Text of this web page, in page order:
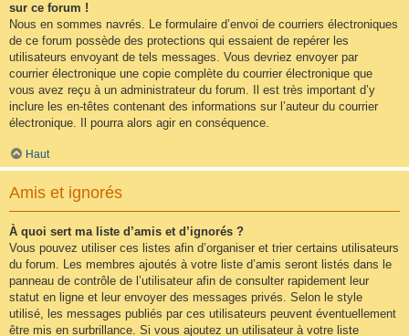
sur ce forum !
Nous en sommes navrés. Le formulaire d’envoi de courriers électroniques
de ce forum possède des protections qui essaient de repérer les
utilisateurs envoyant de tels messages. Vous devriez envoyer par
courrier électronique une copie complète du courrier électronique que
vous avez reçu à un administrateur du forum. Il est très important d’y
inclure les en-têtes contenant des informations sur l’auteur du courrier
électronique. Il pourra alors agir en conséquence.
Haut
Amis et ignorés
À quoi sert ma liste d’amis et d’ignorés ?
Vous pouvez utiliser ces listes afin d’organiser et trier certains utilisateurs
du forum. Les membres ajoutés à votre liste d’amis seront listés dans le
panneau de contrôle de l’utilisateur afin de consulter rapidement leur
statut en ligne et leur envoyer des messages privés. Selon le style
utilisé, les messages publiés par ces utilisateurs peuvent éventuellement
être mis en surbrillance. Si vous ajoutez un utilisateur à votre liste